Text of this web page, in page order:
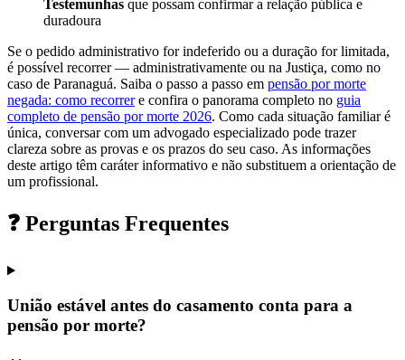
Testemunhas que possam confirmar a relação pública e
duradoura
Se o pedido administrativo for indeferido ou a duração for limitada,
é possível recorrer — administrativamente ou na Justiça, como no
caso de Paranaguá. Saiba o passo a passo em pensão por morte
negada: como recorrer e confira o panorama completo no guia
completo de pensão por morte 2026. Como cada situação familiar é
única, conversar com um advogado especializado pode trazer
clareza sobre as provas e os prazos do seu caso. As informações
deste artigo têm caráter informativo e não substituem a orientação de
um profissional.
❓ Perguntas Frequentes
União estável antes do casamento conta para a
pensão por morte?